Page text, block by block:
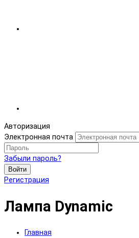
Авторизация
Электронная почта
Забыли пароль?
Войти
Регистрация
Лампа Dynamic
Главная